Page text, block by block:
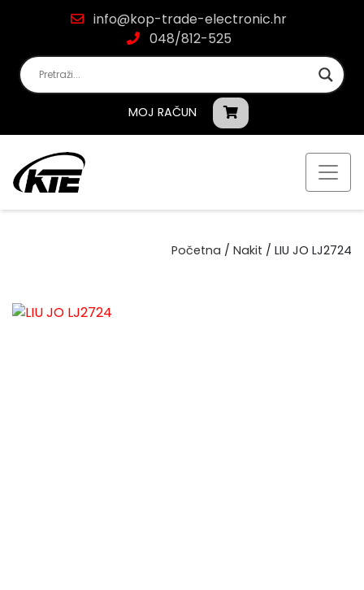
info@kop-trade-electronic.hr
048/812-525
MOJ RAČUN
Početna / Nakit / LIU JO LJ2724